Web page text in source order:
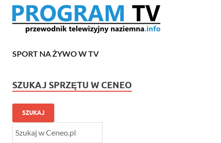
SPORT NA ŻYWO W TV
SZUKAJ SPRZĘTU W CENEO
SZUKAJ